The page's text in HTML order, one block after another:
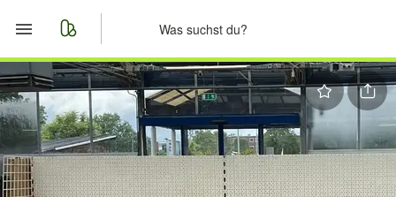
Start
Merkliste
Nachrichten